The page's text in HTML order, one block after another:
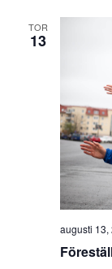
TOR
13
augusti 13,